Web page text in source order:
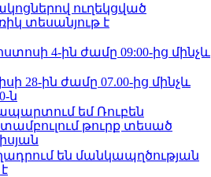
ուղեկցված
տեսանյութ է
4-ին ժամը 09:00-ից մինչև
28-ին ժամը 07.00-ից մինչև
ն
եմ Ռուբեն
թուրք տեսած
են մանկապղծության